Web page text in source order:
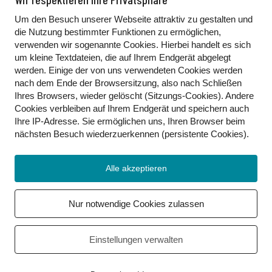
Kontakt
Um den Besuch unserer Webseite attraktiv zu gestalten und
die Nutzung bestimmter Funktionen zu ermöglichen,
verwenden wir sogenannte Cookies. Hierbei handelt es sich
um kleine Textdateien, die auf Ihrem Endgerät abgelegt
werden. Einige der von uns verwendeten Cookies werden
nach dem Ende der Browsersitzung, also nach Schließen
Ihres Browsers, wieder gelöscht (Sitzungs-Cookies). Andere
Cookies verbleiben auf Ihrem Endgerät und speichern auch
Ihre IP-Adresse. Sie ermöglichen uns, Ihren Browser beim
nächsten Besuch wiederzuerkennen (persistente Cookies).
Alle akzeptieren
Nur notwendige Cookies zulassen
Einstellungen verwalten